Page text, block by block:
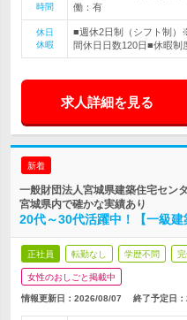
時間
働：有
休日
休暇
■週休2日制（シフト制
間休日日数120日■休暇制
求人詳細を見る
新着
一般財団法人宮城県建築住宅セン
宮城県内で確かな実績あり
20代～30代活躍中！【一級
正社員 転勤なし 学歴不問
女性のおしごと掲載中
情報更新日：2026/08/07 終了予定日：